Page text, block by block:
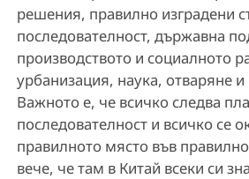
решения, правилно изградени
последователност, държавна
производството и социалното
урбанизация, наука, отваряне
Важното е, че всичко следва
последователност и всичко се
правилното място във
вече, че там в Китай всеки си